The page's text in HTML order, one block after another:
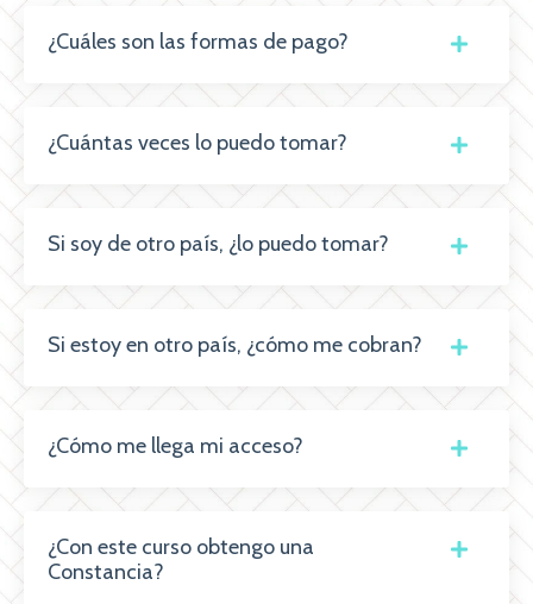
¿Cuáles son las formas de pago?
¿Cuántas veces lo puedo tomar?
Si soy de otro país, ¿lo puedo tomar?
Si estoy en otro país, ¿cómo me cobran?
¿Cómo me llega mi acceso?
¿Con este curso obtengo una
Constancia?